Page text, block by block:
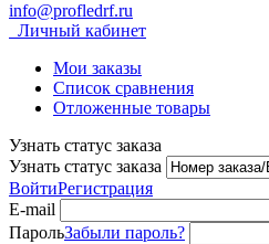
info@profledrf.ru
Личный кабинет
Мои заказы
Список сравнения
Отложенные товары
Узнать статус заказа
Узнать статус заказа
ВойтиРегистрация
E-mail
ПарольЗабыли пароль?